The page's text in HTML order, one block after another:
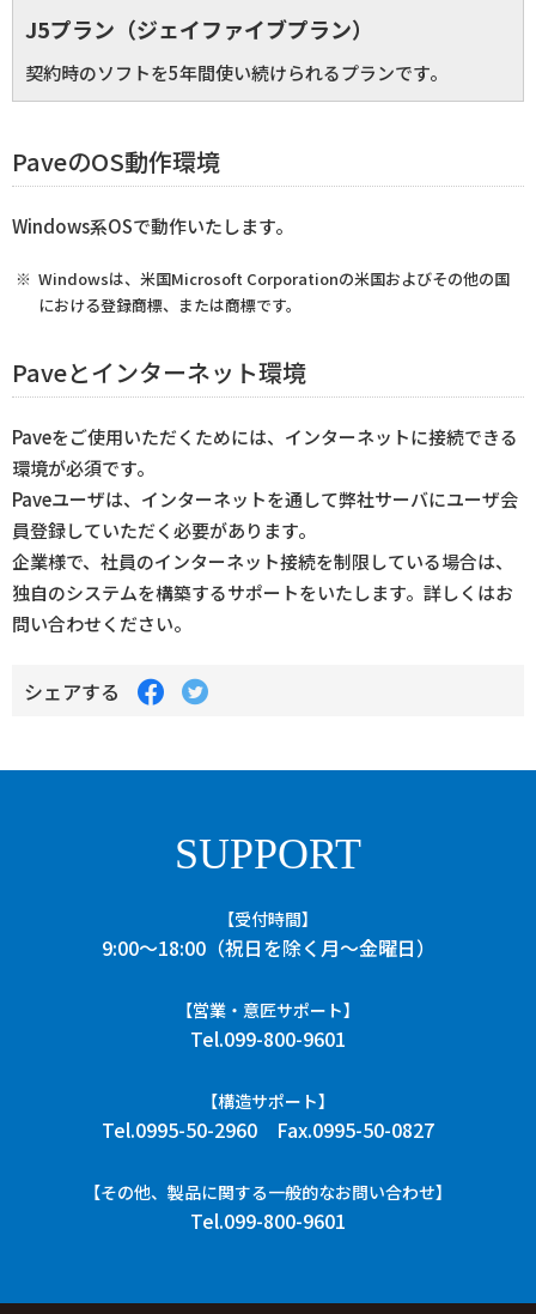
J5プラン（ジェイファイブプラン）
契約時のソフトを5年間使い続けられるプランです。
PaveのOS動作環境
Windows系OSで動作いたします。
Windowsは、米国Microsoft Corporationの米国およびその他の国
における登録商標、または商標です。
Paveとインターネット環境
Paveをご使用いただくためには、インターネットに接続できる
環境が必須です。
Paveユーザは、インターネットを通して弊社サーバにユーザ会
員登録していただく必要があります。
企業様で、社員のインターネット接続を制限している場合は、
独自のシステムを構築するサポートをいたします。詳しくはお
問い合わせください。
シェアする Facebook
ア
Twitter
ア
SUPPORT
【受付時間】
9:00〜18:00（祝日を除く月～金曜日）
【営業・意匠サポート】
Tel.099-800-9601
【構造サポート】
Tel.0995-50-2960 Fax.0995-50-0827
【その他、製品に関する一般的なお問い合わせ】
Tel.099-800-9601